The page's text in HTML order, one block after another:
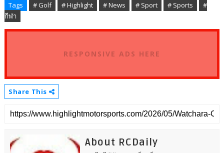
Tags # Golf # Highlight # News # Sport # Sports
#
กีฬา
RESPONSIVE ADS HERE
Share This
About RCDaily